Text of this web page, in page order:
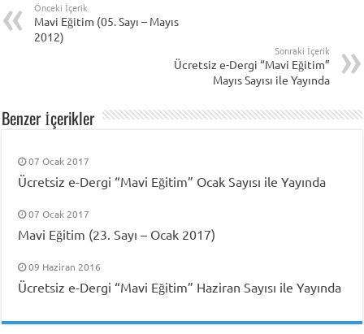
Önceki İçerik
Mavi Eğitim (05. Sayı – Mayıs
2012)
Sonraki İçerik
Ücretsiz e-Dergi “Mavi Eğitim”
Mayıs Sayısı ile Yayında
Benzer İçerikler
07 Ocak 2017
Ücretsiz e-Dergi “Mavi Eğitim” Ocak Sayısı ile Yayında
07 Ocak 2017
Mavi Eğitim (23. Sayı – Ocak 2017)
09 Haziran 2016
Ücretsiz e-Dergi “Mavi Eğitim” Haziran Sayısı ile Yayında